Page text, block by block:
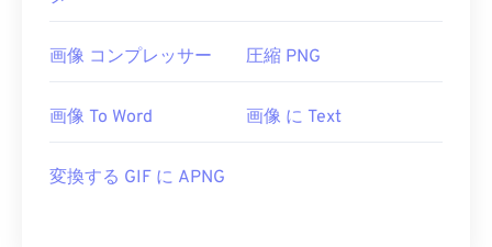
画像 コンプレッサー 圧縮 PNG
画像 To Word 画像 に Text
変換する GIF に APNG